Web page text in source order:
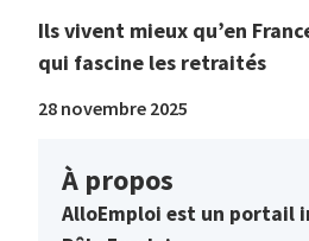
Ils vivent mieux qu’en
qui fascine les retraités
28 novembre 2025
À propos
AlloEmploi est un portail